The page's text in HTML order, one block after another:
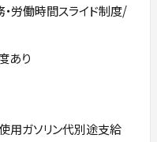
労働時間スライド制度/
あり
用ガソリン代別途支給